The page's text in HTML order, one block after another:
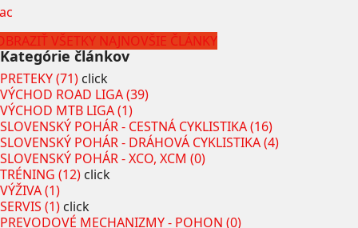
VŠETKY NAJNOVŠIE ČLÁNKY
Kategórie článkov
PRETEKY (71) click
VÝCHOD ROAD LIGA (39)
VÝCHOD MTB LIGA (1)
SLOVENSKÝ POHÁR - CESTNÁ CYKLISTIKA (16)
SLOVENSKÝ POHÁR - DRÁHOVÁ CYKLISTIKA (4)
SLOVENSKÝ POHÁR - XCO, XCM (0)
TRÉNING (12) click
VÝŽIVA (1)
SERVIS (1) click
PREVODOVÉ MECHANIZMY - POHON (0)